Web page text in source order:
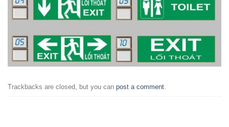
Trackbacks are closed, but you can post a comment.